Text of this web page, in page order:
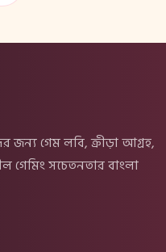
জন্য গেম লবি, ক্রীড়া আগ্রহ,
গেমিং সচেতনতার বাংলা